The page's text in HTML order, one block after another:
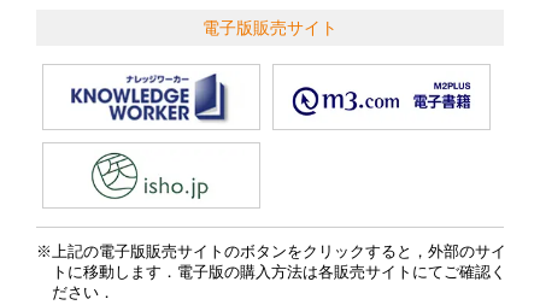
電子版販売サイト
上記の電子版販売サイトのボタンをクリックすると，外部のサイ
トに移動します．電子版の購入方法は各販売サイトにてご確認く
ださい．